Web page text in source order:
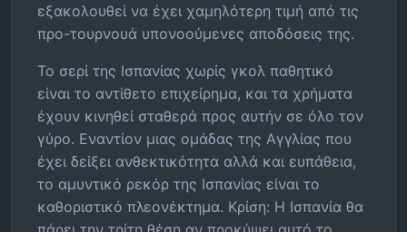
εξακολουθεί να έχει χαμηλότερη τιμή από τις
προ-τουρνουά υπονοούμενες αποδόσεις της.
Το σερί της Ισπανίας χωρίς γκολ παθητικό
είναι το αντίθετο επιχείρημα, και τα χρήματα
έχουν κινηθεί σταθερά προς αυτήν σε όλο τον
γύρο. Εναντίον μιας ομάδας της Αγγλίας που
έχει δείξει ανθεκτικότητα αλλά και ευπάθεια,
το αμυντικό ρεκόρ της Ισπανίας είναι το
καθοριστικό πλεονέκτημα. Κρίση: Η Ισπανία θα